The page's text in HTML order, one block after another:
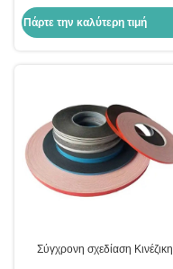
σφραγισμό
Πάρτε την καλύτερη τιμή
Σύγχρονη σχεδίαση Κινέζικη